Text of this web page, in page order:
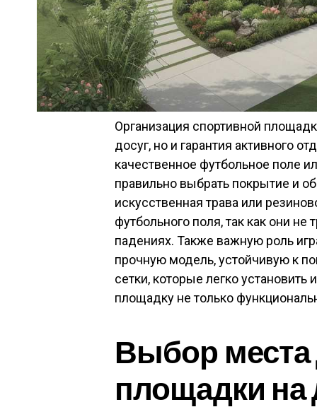
Организация спортивной
досуг, но и гарантия активного
качественное футбольное поле
правильно выбрать покрытие и
искусственная трава или
футбольного поля, так как они
падениях. Также важную роль
прочную модель, устойчивую к
сетки, которые легко
площадку не только
Выбор места
площадки на